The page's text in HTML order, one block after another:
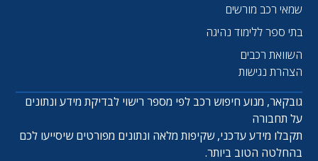
שמאי רכב מורשים
בתי ספר ללימוד נהיגה
השוואת רכבים
הצהרת נגישות
גובקאר, מנוע חיפוש רכב לפי מספר רישוי לבדיקת מידע ונתונים
על תחבורה
תקבלו מידע עדכני, שקיפות מלאה ונתונים מפורטים שיסייעו לכם
בהחלטה הטוב ביותר.